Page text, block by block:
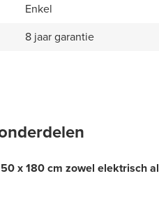
Enkel
8 jaar garantie
x 180 cm zowel elektrisch